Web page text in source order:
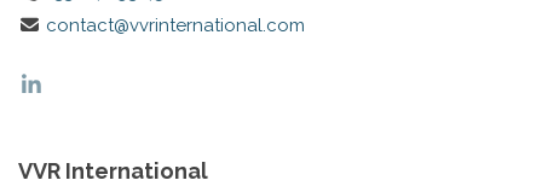
contact@vvrinternational.com
VVR International